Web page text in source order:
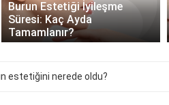
Burun Estetiği İyileşme
Süresi: Kaç Ayda
Tamamlanır?
estetiğini nerede oldu?